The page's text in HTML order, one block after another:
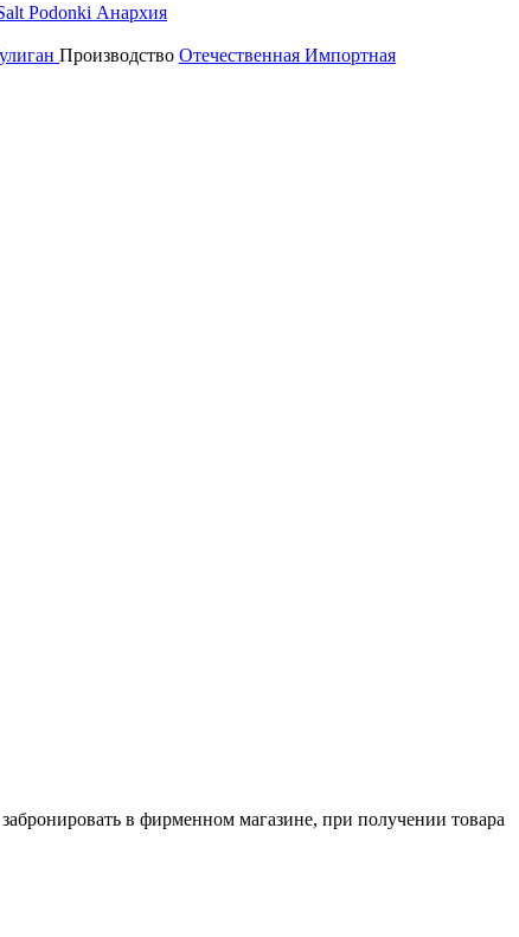
Podonki Анархия
Производство Отечественная Импортная
в фирменном магазине, при получении товара